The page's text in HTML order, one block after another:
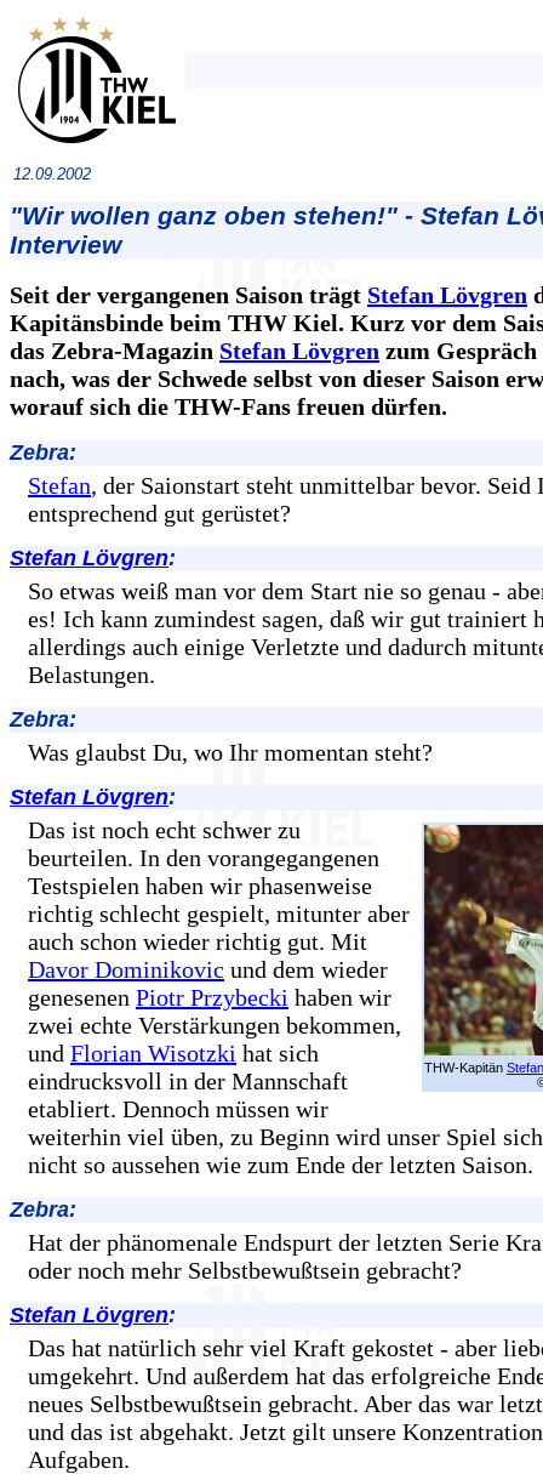
12.09.2002
"Wir wollen ganz oben stehen!" - Stefan
Interview
Seit der vergangenen Saison trägt Stefan Lövgren
Kapitänsbinde beim THW Kiel. Kurz vor dem
das Zebra-Magazin Stefan Lövgren zum
nach, was der Schwede selbst von dieser Saison
worauf sich die THW-Fans freuen dürfen.
Zebra:
Stefan, der Saionstart steht unmittelbar bevor. Seid
entsprechend gut gerüstet?
Stefan Lövgren:
So etwas weiß man vor dem Start nie so genau -
es! Ich kann zumindest sagen, daß wir gut trainiert
allerdings auch einige Verletzte und dadurch
Belastungen.
Zebra:
Was glaubst Du, wo Ihr momentan steht?
Stefan Lövgren:
THW-Kapitän
Das ist noch echt schwer zu
beurteilen. In den vorangegangenen
Testspielen haben wir phasenweise
richtig schlecht gespielt, mitunter aber
auch schon wieder richtig gut. Mit
Davor Dominikovic und dem wieder
genesenen Piotr Przybecki haben wir
zwei echte Verstärkungen bekommen,
und Florian Wisotzki hat sich
eindrucksvoll in der Mannschaft
etabliert. Dennoch müssen wir
weiterhin viel üben, zu Beginn wird unser Spiel
nicht so aussehen wie zum Ende der letzten Saison.
Zebra:
Hat der phänomenale Endspurt der letzten Serie
oder noch mehr Selbstbewußtsein gebracht?
Stefan Lövgren:
Das hat natürlich sehr viel Kraft gekostet - aber
umgekehrt. Und außerdem hat das erfolgreiche
neues Selbstbewußtsein gebracht. Aber das war
und das ist abgehakt. Jetzt gilt unsere
Aufgaben.